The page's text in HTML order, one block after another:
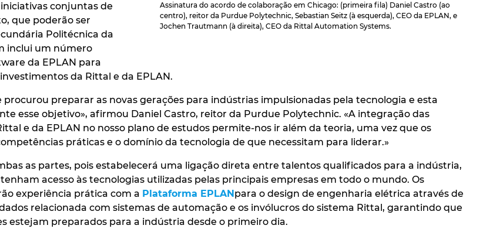
Assinatura do acordo de colaboração em Chicago: (primeira fila) Daniel Castro (ao
centro), reitor da Purdue Polytechnic, Sebastian Seitz (à esquerda), CEO da EPLAN, e
Jochen Trautmann (à direita), CEO da Rittal Automation Systems.
conjuntas de
que poderão ser
Politécnica da
inclui um número
da EPLAN para
da Rittal e da EPLAN.
preparar as novas gerações para indústrias impulsionadas pela tecnologia e esta
esse objetivo», afirmou Daniel Castro, reitor da Purdue Polytechnic. «A integração das
e da EPLAN no nosso plano de estudos permite-nos ir além da teoria, uma vez que os
práticas e o domínio da tecnologia de que necessitam para liderar.»
as partes, pois estabelecerá uma ligação direta entre talentos qualificados para a indústria,
acesso às tecnologias utilizadas pelas principais empresas em todo o mundo. Os
experiência prática com a Plataforma EPLANpara o design de engenharia elétrica através de
relacionada com sistemas de automação e os invólucros do sistema Rittal, garantindo que
estejam preparados para a indústria desde o primeiro dia.